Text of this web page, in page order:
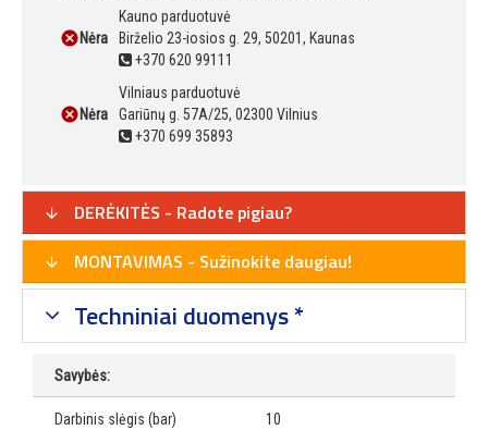
Nėra
Kauno parduotuvė
Birželio 23-iosios g. 29, 50201, Kaunas
+370 620 99111
Nėra
Vilniaus parduotuvė
Gariūnų g. 57A/25, 02300 Vilnius
+370 699 35893
DERĖKITĖS - Radote pigiau?
MONTAVIMAS - Sužinokite daugiau!
Techniniai duomenys *
Savybės:
Darbinis slėgis (bar) 10